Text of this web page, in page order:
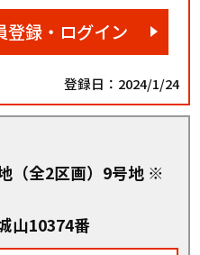
登録・ログイン
登録日：2024/1/24
（全2区画）9号地 ※
山10374番